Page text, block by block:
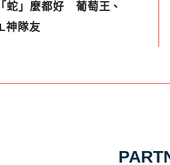
蛇」麼都好 葡萄王、
神隊友